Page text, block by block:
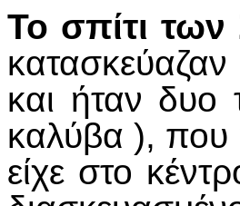
Το σπίτι
και ήταν
καλύβα ), που
είχε στο